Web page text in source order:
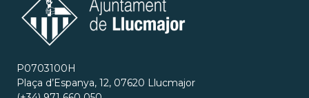
P0703100H
Plaça d’Espanya, 12, 07620 Llucmajor